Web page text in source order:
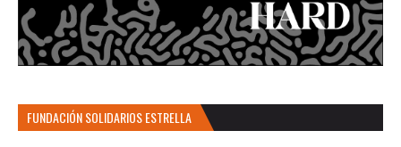
FUNDACIÓN SOLIDARIOS ESTRELLA